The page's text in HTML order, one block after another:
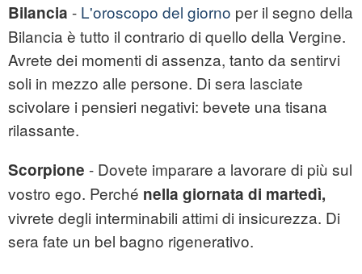
Bilancia - L'oroscopo del giorno per il segno della
Bilancia è tutto il contrario di quello della Vergine.
Avrete dei momenti di assenza, tanto da sentirvi
soli in mezzo alle persone. Di sera lasciate
scivolare i pensieri negativi: bevete una tisana
rilassante.
Scorpione - Dovete imparare a lavorare di più sul
vostro ego. Perché nella giornata di martedì,
vivrete degli interminabili attimi di insicurezza. Di
sera fate un bel bagno rigenerativo.